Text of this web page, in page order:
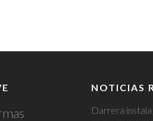
NOTICIAS
Darrera